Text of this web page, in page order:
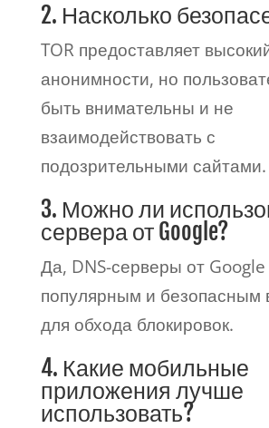
2. Насколько
TOR предоставляет
анонимности, но
быть внимательны и не
взаимодействовать с
подозрительными сайтами.
3. Можно ли
сервера от Google?
Да, DNS-серверы от
популярным и безопасным
для обхода блокировок.
4. Какие мобильные
приложения лучше
использовать?